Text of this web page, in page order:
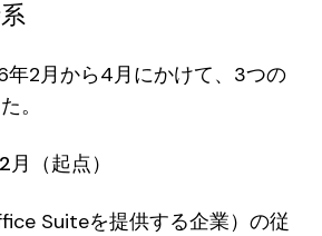
年2月から4月にかけて、3つの
。
（起点）
Suiteを提供する企業）の従